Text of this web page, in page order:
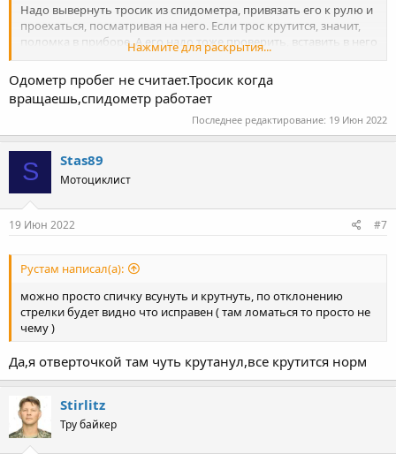
Надо вывернуть тросик из спидометра, привязать его к рулю и
проехаться, посматривая на него. Если трос крутится, значит,
поломка в приборе. А его надо тоже проверить, вставить в него
шуруповёрт или дрель и покрутить. Вообще, что перестало
работать, так и не ясно, даже после уточняющих вопросов.
Именно спидометр скорость не показывает или одометр
пробег не считает, или всё сразу?
Нажмите для раскрытия...
Одометр пробег не считает.Тросик когда
вращаешь,спидометр работает
Последнее редактирование: 19 Июн 2022
S Stas89
Мотоциклист
19 Июн 2022 #7
Рустам написал(а):
можно просто спичку всунуть и крутнуть, по отклонению
стрелки будет видно что исправен ( там ломаться то просто не
чему )
Да,я отверточкой там чуть крутанул,все крутится норм
Stirlitz
Тру байкер